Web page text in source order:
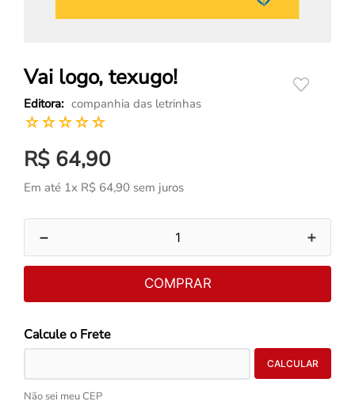
Vai logo, texugo!
companhia das letrinhas
☆☆☆☆☆
R$ 64,90
Em até 1x R$ 64,90 sem juros
＋
－
COMPRAR
Não sei meu CEP